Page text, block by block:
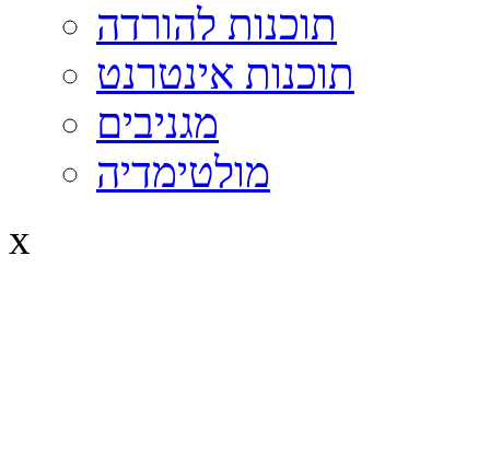
תוכנות להורדה
תוכנות אינטרנט
מגניבים
מולטימדיה
x